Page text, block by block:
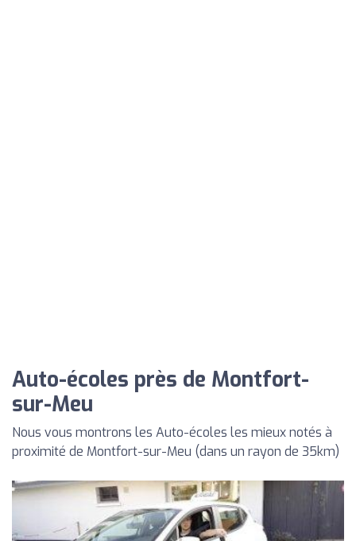
Auto-écoles près de Montfort-
sur-Meu
Nous vous montrons les Auto-écoles les mieux notés à
proximité de Montfort-sur-Meu (dans un rayon de 35km)